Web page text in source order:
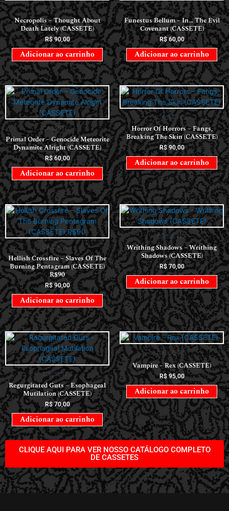
CASSETES
Necropolis – Thought About
Death Lately (CASSETE)
R$90,00
Adicionar ao carrinho
CASSETES
Funestus Bellum – In… The Evil
Covenant (CASSETE)
R$60,00
Adicionar ao carrinho
CASSETES
Primal Order – Genocide Meteorite
Dynamite Alright (CASSETE)
R$60,00
Adicionar ao carrinho
CASSETES
Horror Of Horrors ‎– Fangs,
Breaking The Skin (CASSETE)
R$90,00
Adicionar ao carrinho
CASSETES
Hellish Crossfire – Slaves Of The
Burning Pentagram (CASSETE)
R$90
R$90,00
Adicionar ao carrinho
CASSETES
Writhing Shadows – Writhing
Shadows (CASSETE)
R$70,00
Adicionar ao carrinho
CASSETES
Regurgitated Guts – Esophageal
Mutilation (CASSETE)
R$70,00
Adicionar ao carrinho
CASSETES
Vampire – Rex (CASSETE)
R$95,00
Adicionar ao carrinho
CLIQUE AQUI PARA VER NOSSO CATÁLOGO COMPLETO
DE CASSETES